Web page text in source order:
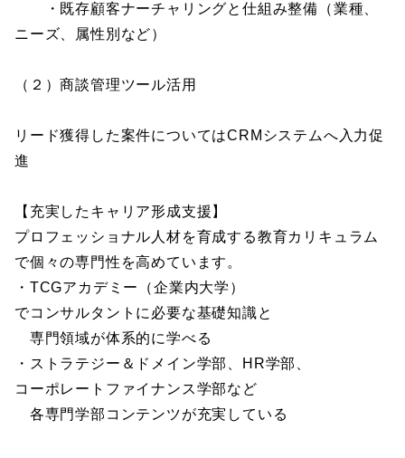
・既存顧客ナーチャリングと仕組み整備（業種、
ニーズ、属性別など）
（２）商談管理ツール活用
リード獲得した案件についてはCRMシステムへ入力促
進
【充実したキャリア形成支援】
プロフェッショナル人材を育成する教育カリキュラム
で個々の専門性を高めています。
・TCGアカデミー（企業内大学）
でコンサルタントに必要な基礎知識と
専門領域が体系的に学べる
・ストラテジー＆ドメイン学部、HR学部、
コーポレートファイナンス学部など
各専門学部コンテンツが充実している